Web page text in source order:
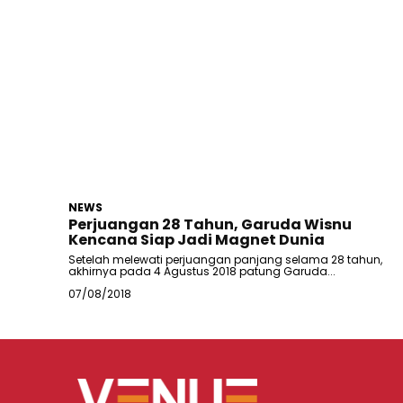
NEWS
Perjuangan 28 Tahun, Garuda Wisnu
Kencana Siap Jadi Magnet Dunia
Setelah melewati perjuangan panjang selama 28 tahun,
akhirnya pada 4 Agustus 2018 patung Garuda...
07/08/2018